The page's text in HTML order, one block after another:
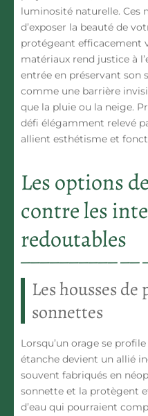
luminosité naturelle. Ces
d’exposer la beauté de
protégeant efficacement
matériaux rend justice à
entrée en préservant son
comme une barrière
que la pluie ou la neige.
défi élégamment relevé
allient esthétisme et
Les options
contre les
redoutables
Les housses
sonnettes
Lorsqu’un orage se
étanche devient un allié
souvent fabriqués en
sonnette et la protègent
d’eau qui pourraient